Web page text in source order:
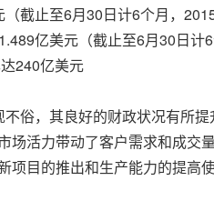
截止至6月30日计6个月，
亿美元（截止至6月30日计
240亿美元
俗，其良好的财政状况有所
场活力带动了客户需求和成
项目的推出和生产能力的提